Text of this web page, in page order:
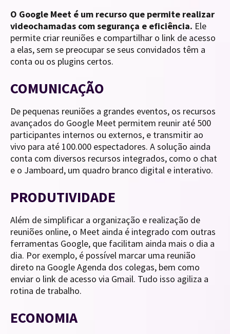
O Google Meet é um recurso que permite realizar
videochamadas com segurança e eficiência. Ele
permite criar reuniões e compartilhar o link de acesso
a elas, sem se preocupar se seus convidados têm a
conta ou os plugins certos.
COMUNICAÇÃO
De pequenas reuniões a grandes eventos, os recursos
avançados do Google Meet permitem reunir até 500
participantes internos ou externos, e transmitir ao
vivo para até 100.000 espectadores. A solução ainda
conta com diversos recursos integrados, como o chat
e o Jamboard, um quadro branco digital e interativo.
PRODUTIVIDADE
Além de simplificar a organização e realização de
reuniões online, o Meet ainda é integrado com outras
ferramentas Google, que facilitam ainda mais o dia a
dia. Por exemplo, é possível marcar uma reunião
direto na Google Agenda dos colegas, bem como
enviar o link de acesso via Gmail. Tudo isso agiliza a
rotina de trabalho.
ECONOMIA